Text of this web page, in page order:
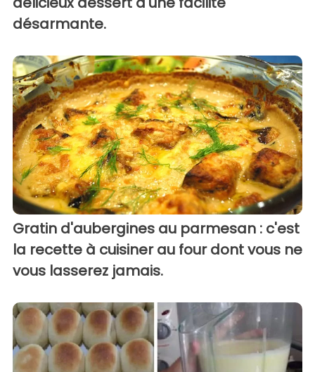
désarmante.
Gratin d'aubergines au parmesan : c'est
la recette à cuisiner au four dont vous ne
vous lasserez jamais.